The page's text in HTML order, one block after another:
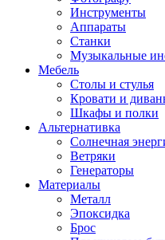
Инструменты
Аппараты
Станки
Музыкальные
Мебель
Столы и стулья
Кровати и
Шкафы и полки
Альтернативка
Солнечная
Ветряки
Генераторы
Материалы
Металл
Эпоксидка
Брос